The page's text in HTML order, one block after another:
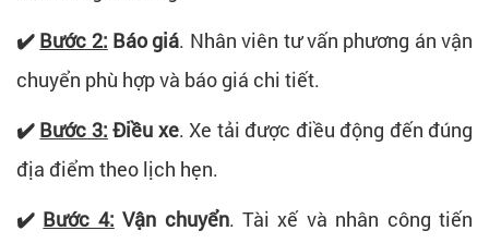
✔️ Bước 2: Báo giá. Nhân viên tư vấn phương án vận
chuyển phù hợp và báo giá chi tiết.
✔️ Bước 3: Điều xe. Xe tải được điều động đến đúng
địa điểm theo lịch hẹn.
✔️ Bước 4: Vận chuyển.Tài xế và nhân công tiến